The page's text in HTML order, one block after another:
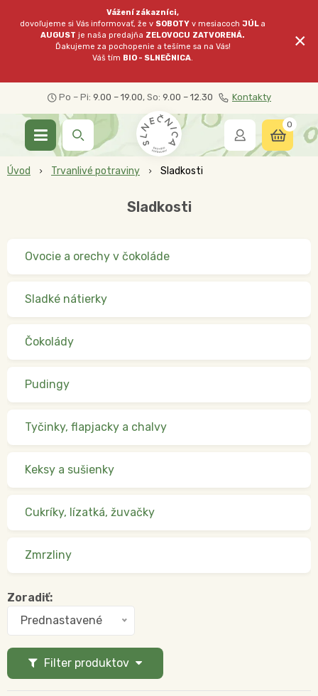
Vážení zákazníci,
dovoľujeme si Vás informovať, že v SOBOTY v mesiacochJÚL a
AUGUST je naša predajňa ZELOVOCU ZATVORENÁ.
Ďakujeme za pochopenie a tešíme sa na Vás!
Váš tím BIO - SLNEČNICA.
×
Po – Pi: 9.00 – 19.00, So: 9.00 – 12.30 Kontakty
0
Úvod Trvanlivé potraviny Sladkosti
Sladkosti
Ovocie a orechy v čokoláde
Sladké nátierky
Čokolády
Pudingy
Tyčinky, flapjacky a chalvy
Keksy a sušienky
Cukríky, lízatká, žuvačky
Zmrzliny
Filter produktov
Zoradiť:
Prednastavené